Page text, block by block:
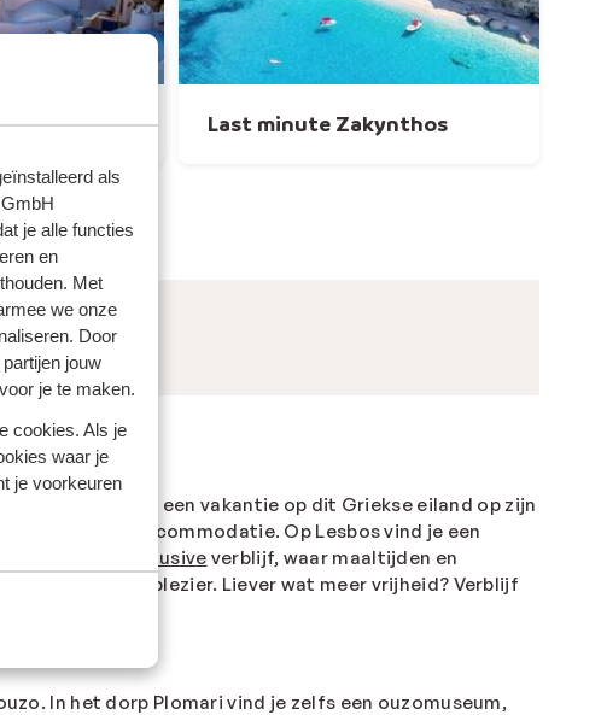
als
je alle functies
en
Met
we onze
Door
jouw
je te maken.
cookies. Als je
waar je
je voorkeuren
Last minute Zakynthos
beleeft een vakantie op dit Griekse eiland op zijn
bij de juiste accommodatie. Op Lesbos vind je een
voor een
all inclusive verblijf, waar maaltijden en
urenlang waterplezier. Liever wat meer vrijheid? Verblijf
In het dorp Plomari vind je zelfs een ouzomuseum,